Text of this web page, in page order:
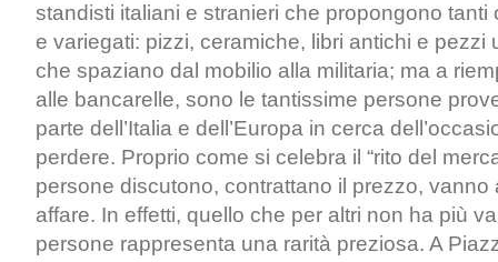
standisti italiani e stranieri che propongono tanti
e variegati: pizzi, ceramiche, libri antichi e pezzi
che spaziano dal mobilio alla militaria; ma a
alle bancarelle, sono le tantissime persone
parte dell’Italia e dell’Europa in cerca
perdere. Proprio come si celebra il “rito del
persone discutono, contrattano il prezzo, vanno
affare. In effetti, quello che per altri non ha più
persone rappresenta una rarità preziosa. A